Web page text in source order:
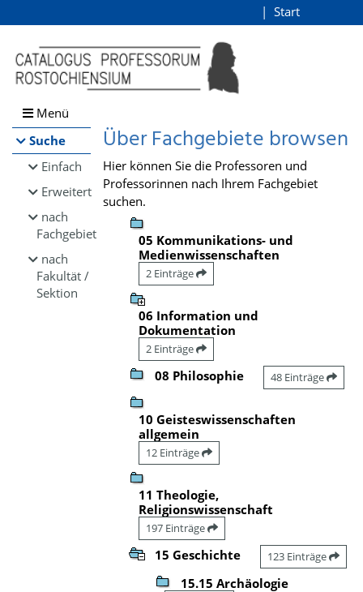
Browsen
direkt zum Inhalt
Start
Menü
Suche
Einfach
Erweitert
nach
Fachgebiet
nach
Fakultät /
Sektion
Über Fachgebiete browsen
Hier können Sie die Professoren und
Professorinnen nach Ihrem Fachgebiet
suchen.
05 Kommunikations- und
Medienwissenschaften
2 Einträge
06 Information und
Dokumentation
2 Einträge
08 Philosophie 48 Einträge
10 Geisteswissenschaften
allgemein
12 Einträge
11 Theologie,
Religionswissenschaft
197 Einträge
15 Geschichte 123 Einträge
15.15 Archäologie